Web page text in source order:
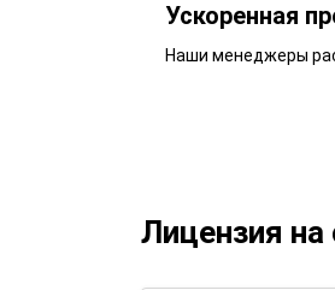
Ускоренная
Наши менеджеры
Лицензия